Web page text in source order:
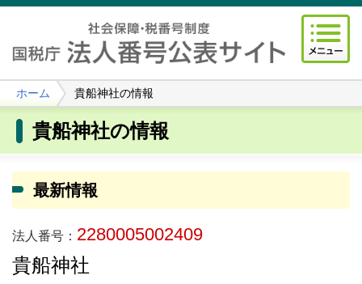
ホーム 貴船神社の情報
貴船神社の情報
最新情報
法人番号： 2280005002409
貴船神社